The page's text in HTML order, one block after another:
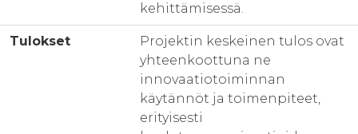
kehittämisessä.
Tulokset
Projektin keskeinen tulos ovat
yhteenkoottuna ne
innovaatiotoiminnan
käytännöt ja toimenpiteet,
erityisesti